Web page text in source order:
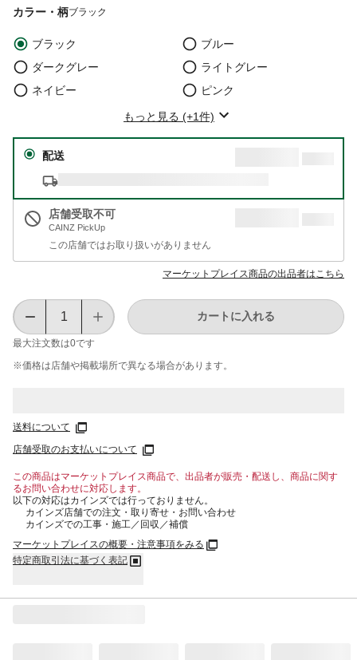
カラー・柄ブラック
ブラック
ブルー
ダークグレー
ライトグレー
ネイビー
ピンク
もっと見る (+1件)
配送
店舗受取不可
CAINZ PickUp
この店舗ではお取り扱いがありません
マーケットプレイス商品の出品者はこちら
最大注文数は0です
カートに入れる
※価格は​店舗や​掲載場所で​異なる​場合が​あります。
送料について
店舗受取のお支払いについて
この商品はマーケットプレイス商品で、出品者が販売・配送し、商品に関す
るお問い合わせに対応します。
以下の対応はカインズでは行っておりません。
カインズ店舗での注文・取り寄せ・お問い合わせ
カインズでの工事・施工／回収／補償
マーケットプレイスの概要・注意事項をみる
特定商取引法に基づく表記